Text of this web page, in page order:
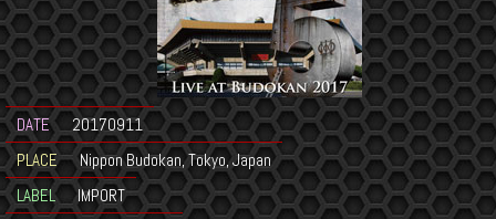
DATE
20170911
PLACE
Nippon Budokan, Tokyo, Japan
LABEL
IMPORT